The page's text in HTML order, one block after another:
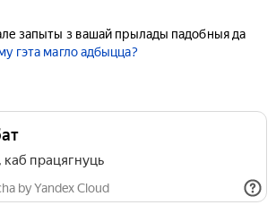
запыты з вашай прылады падобныя да
гэта магло адбыцца?
каб працягнуць
by Yandex Cloud